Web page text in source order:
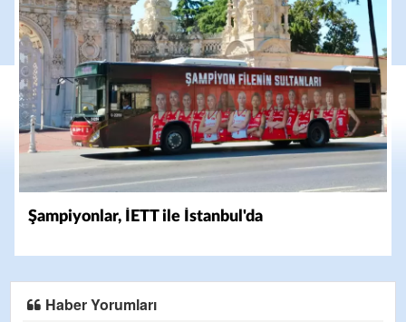
Şampiyonlar, İETT ile İstanbul'da
Haber Yorumları